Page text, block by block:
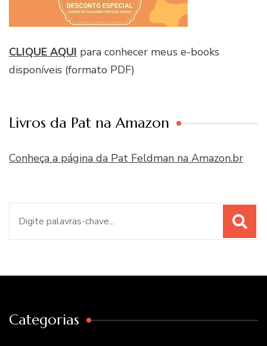
CLIQUE AQUI para conhecer meus e-books
disponíveis (formato PDF)
Livros da Pat na Amazon
Conheça a página da Pat Feldman na Amazon.br
Categorias